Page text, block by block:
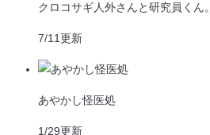
クロコサギ人外さんと研究員くん。
7/11更新
あやかし怪医処
1/29更新